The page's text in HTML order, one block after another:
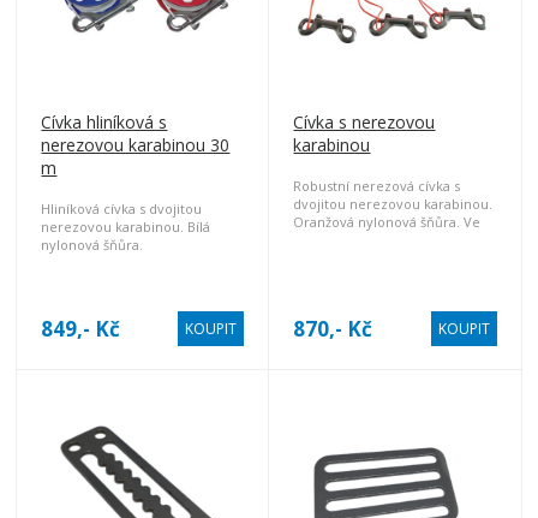
Cívka hliníková s
nerezovou karabinou 30
m
Hliníková cívka s dvojitou
nerezovou karabinou. Bílá
nylonová šňůra.
849,- Kč KOUPIT
Cívka s nerezovou
karabinou
Robustní nerezová cívka s
dvojitou nerezovou karabinou.
Oranžová nylonová šňůra. Ve
870,- Kč KOUPIT